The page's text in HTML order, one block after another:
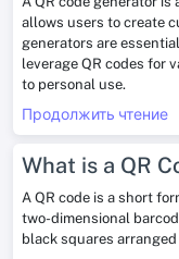
allows users to create
generators are
leverage QR codes for
to personal use.
Продолжить чтение
What is a QR
A QR code is a short
two-dimensional
black squares